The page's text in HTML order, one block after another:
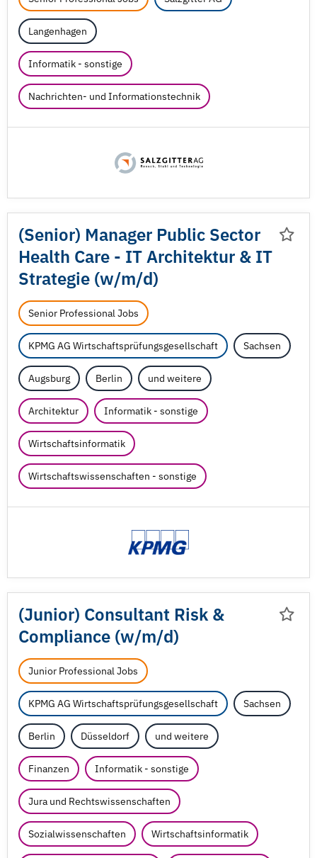
Langenhagen
Informatik - sonstige
Nachrichten- und Informationstechnik
(Senior) Manager Public Sector
Health Care - IT Architektur & IT
Strategie (w/m/d)
Senior Professional Jobs
KPMG AG Wirtschaftsprüfungsgesellschaft Sachsen
Augsburg Berlin und weitere
Architektur Informatik - sonstige
Wirtschaftsinformatik
Wirtschaftswissenschaften - sonstige
(Junior) Consultant Risk &
Compliance (w/m/d)
Junior Professional Jobs
KPMG AG Wirtschaftsprüfungsgesellschaft Sachsen
Berlin Düsseldorf und weitere
Finanzen Informatik - sonstige
Jura und Rechtswissenschaften
Sozialwissenschaften Wirtschaftsinformatik